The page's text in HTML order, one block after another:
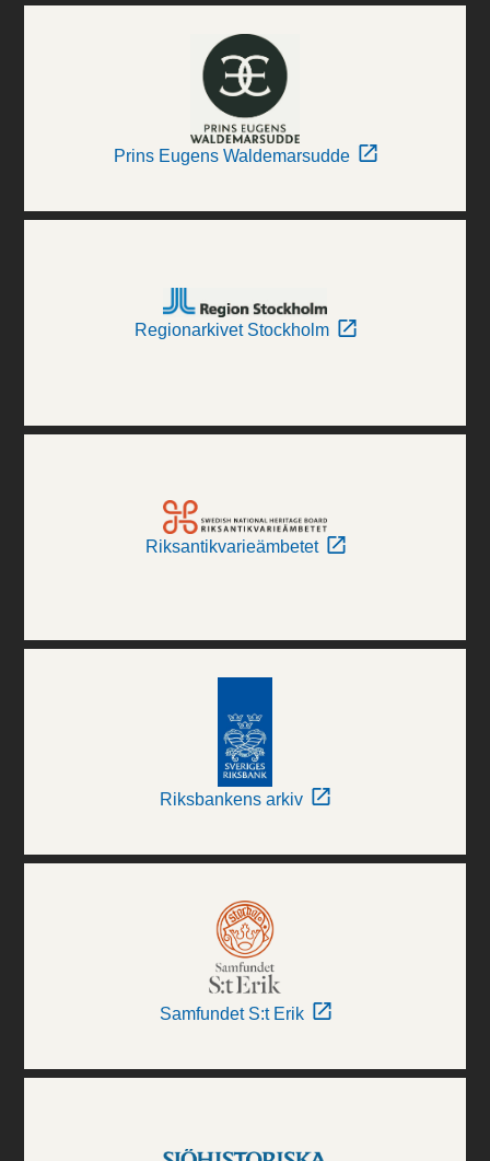
Prins Eugens Waldemarsudde
Regionarkivet Stockholm
Riksantikvarieämbetet
Riksbankens arkiv
Samfundet S:t Erik